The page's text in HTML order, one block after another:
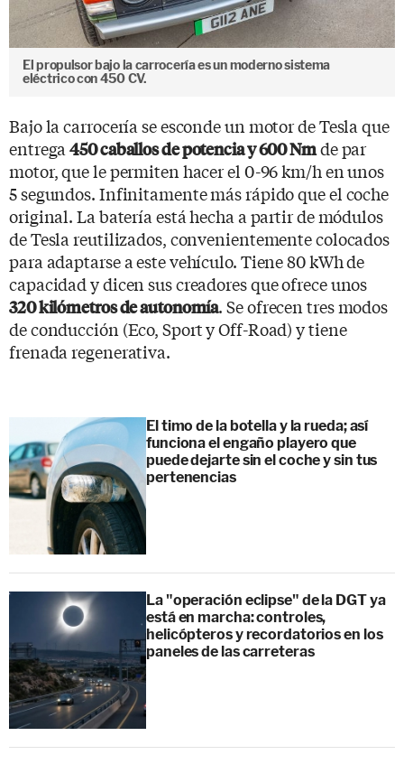
El propulsor bajo la carrocería es un moderno sistema
eléctrico con 450 CV.
Bajo la carrocería se esconde un motor de Tesla que
entrega450 caballos de potencia y 600 Nmde par
motor, que le permiten hacer el 0-96 km/h en unos
5 segundos. Infinitamente más rápido que el coche
original. La batería está hecha a partir de módulos
de Tesla reutilizados, convenientemente colocados
para adaptarse a este vehículo. Tiene 80 kWh de
capacidad y dicen sus creadores que ofrece unos
320 kilómetros de autonomía. Se ofrecen tres modos
de conducción (Eco, Sport y Off-Road) y tiene
frenada regenerativa.
El timo de la botella y la rueda; así
funciona el engaño playero que
puede dejarte sin el coche y sin tus
pertenencias
La "operación eclipse" de la DGT ya
está en marcha: controles,
helicópteros y recordatorios en los
paneles de las carreteras